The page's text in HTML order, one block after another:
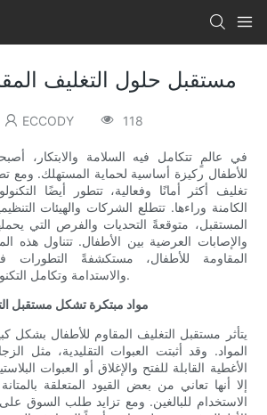
مستقبل حلول التغليف
ECCODY 118
في عالمٍ تتكامل فيه السلامة والابتكار،
للأطفال ركيزة أساسية لحماية المستهلك.
تغليف أكثر أمانًا وفعالية، تتطور أيضًا
الكامنة وراءها. تتطلع الشركات والهيئات
المستقبل، متوقعةً التحديات والفرص التي
والإصابات العرضية بين الأطفال. تتناول هذه
المقاومة للأطفال، مستكشفةً التطورات
والاستدامة وتكامل التكنولوجيا والأطر التنظيمية.
مواد مبتكرة تشكل مستقبل
يتأثر مستقبل التغليف المقاوم للأطفال بشكل
المواد. وقد أثبتت العبوات التقليدية، مثل
الأغطية القابلة للفتح والإغلاق أو العبوات
إلا أنها تعاني من بعض القيود المتعلقة
الاستخدام للبالغين. ومع تزايد طلب السوق